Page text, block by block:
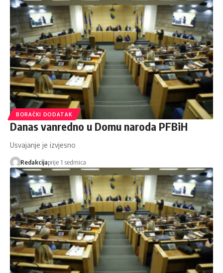
BORAČKI DODATAK
Danas vanredno u Domu naroda PFBiH
Usvajanje je izvjesno
Redakcijaprije 1 sedmica